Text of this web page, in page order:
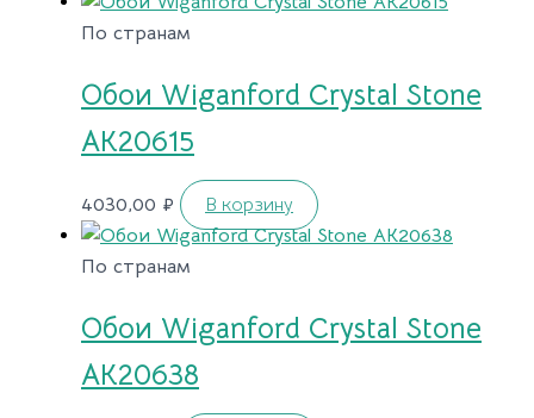
По странам
Обои Wiganford Crystal Stone
AK20615
4030,00 ₽ В корзину
По странам
Обои Wiganford Crystal Stone
AK20638